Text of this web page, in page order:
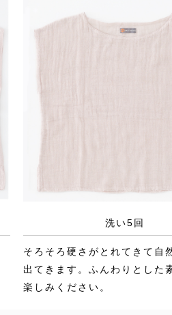
洗い5回
そろそろ硬さがとれてきて自
出てきます。ふんわりとした
楽しみください。